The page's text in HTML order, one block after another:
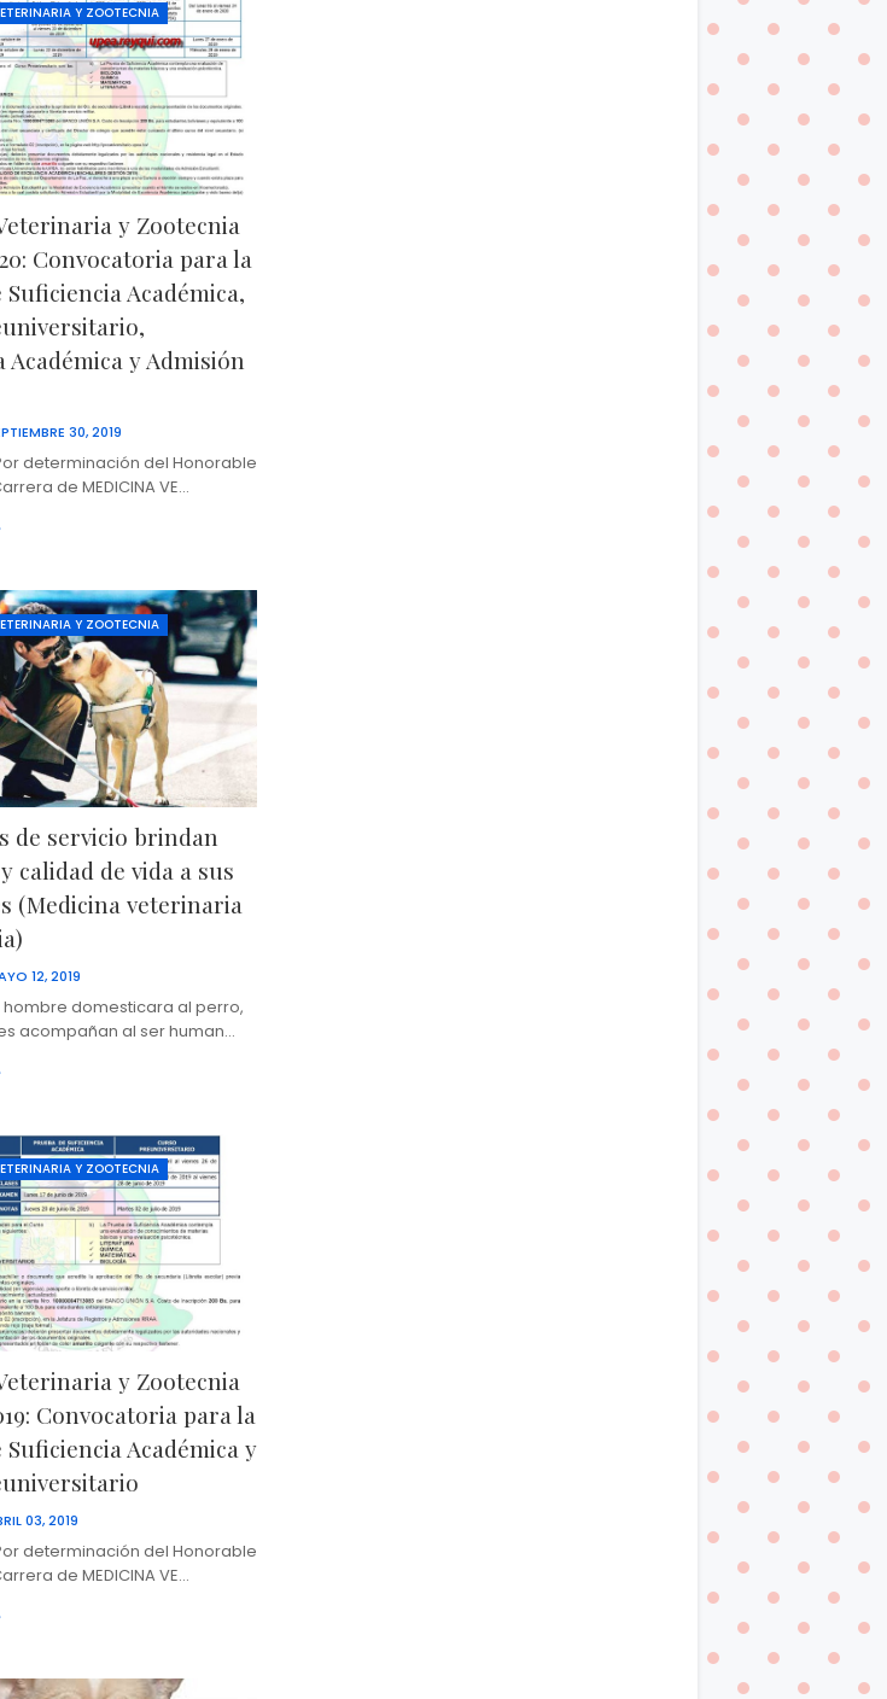
Y ZOOTECNIA
y Zootecnia
Convocatoria para la
Académica,
Académica y Admisión
30, 2019
determinación del Honorable
de MEDICINA VE…
Y ZOOTECNIA
de servicio brindan
calidad de vida a sus
(Medicina veterinaria
12, 2019
hombre domesticara al perro,
acompañan al ser human…
Y ZOOTECNIA
y Zootecnia
Convocatoria para la
Académica y
03, 2019
determinación del Honorable
de MEDICINA VE…